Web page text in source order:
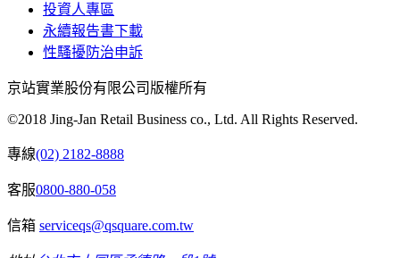
投資人專區
永續報告書下載
性騷擾防治申訴
京站實業股份有限公司版權所有
©2018 Jing-Jan Retail Business co., Ltd. All Rights Reserved.
專線(02) 2182-8888
客服0800-880-058
信箱 serviceqs@qsquare.com.tw